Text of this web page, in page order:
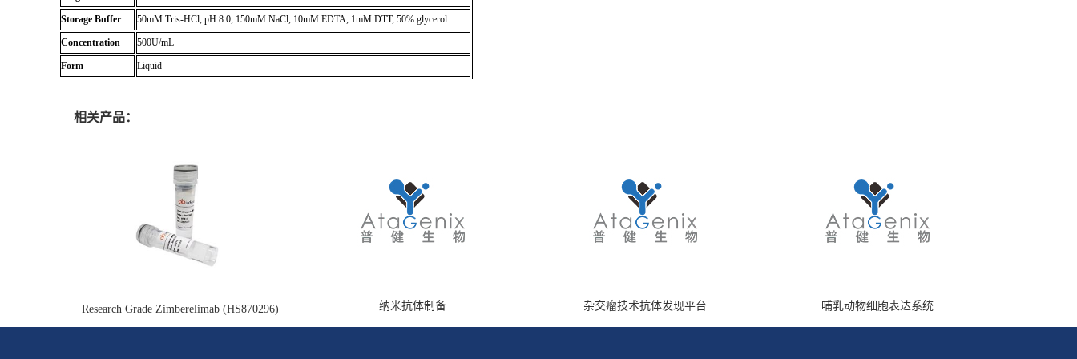
Storage Buffer 50mM Tris-HCl, pH 8.0, 150mM NaCl, 10mM EDTA, 1mM DTT, 50% glycerol
Concentration 500U/mL
Form Liquid
相关产品：
Research Grade Zimberelimab (HS870296) 纳米抗体制备 杂交瘤技术抗体发现平台 哺乳动物细胞表达系统